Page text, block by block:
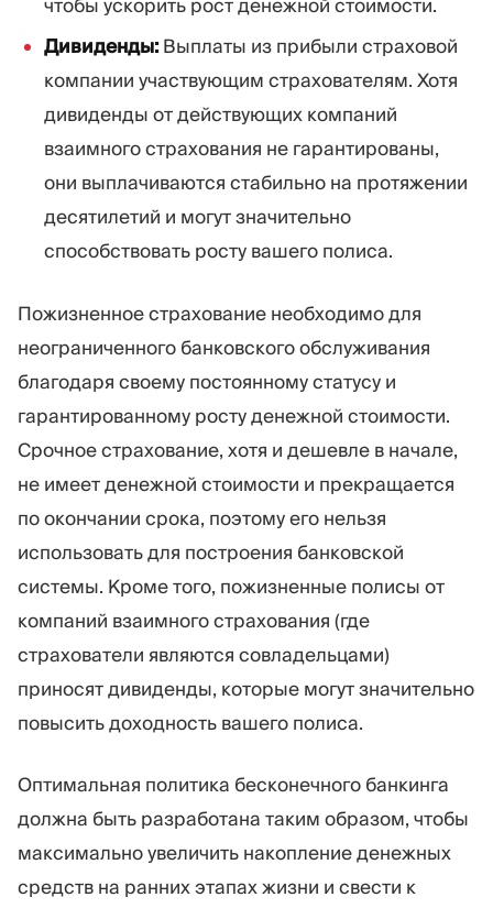
чтобы ускорить рост денежной стоимости.
Дивиденды:Выплаты из прибыли страховой
компании участвующим страхователям. Хотя
дивиденды от действующих компаний
взаимного страхования не гарантированы,
они выплачиваются стабильно на протяжении
десятилетий и могут значительно
способствовать росту вашего полиса.
Пожизненное страхование необходимо для
неограниченного банковского обслуживания
благодаря своему постоянному статусу и
гарантированному росту денежной стоимости.
Срочное страхование, хотя и дешевле в начале,
не имеет денежной стоимости и прекращается
по окончании срока, поэтому его нельзя
использовать для построения банковской
системы. Кроме того, пожизненные полисы от
компаний взаимного страхования (где
страхователи являются совладельцами)
приносят дивиденды, которые могут значительно
повысить доходность вашего полиса.
Оптимальная политика бесконечного банкинга
должна быть разработана таким образом, чтобы
максимально увеличить накопление денежных
средств на ранних этапах жизни и свести к